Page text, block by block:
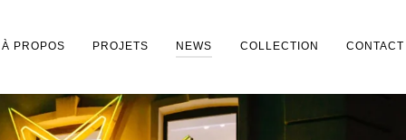
À PROPOS PROJETS NEWS COLLECTION CONTACT